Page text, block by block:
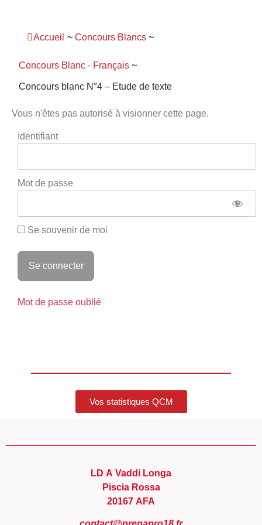
Accueil ~ Concours Blancs ~
Concours Blanc - Français ~
Concours blanc N°4 – Etude de texte
Vous n'êtes pas autorisé à visionner cette page.
Identifiant
Mot de passe
Se souvenir de moi
Mot de passe oublié
Vos statistiques QCM
LD A Vaddi Longa
Piscia Rossa
20167 AFA